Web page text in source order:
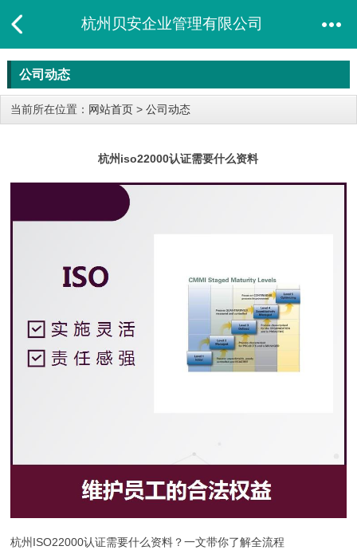
杭州贝安企业管理有限公司
公司动态
当前所在位置： 网站首页 > 公司动态
杭州iso22000认证需要什么资料
杭州ISO22000认证需要什么资料？一文带你了解全流程